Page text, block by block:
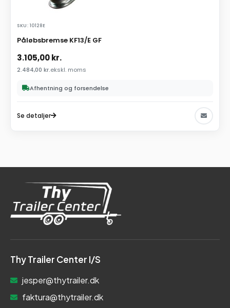
SKU: 10128E
Påløbsbremse KF13/E GF
3.105,00kr.
2.484,00 kr.ekskl. moms
Afhentning og forsendelse
Se detaljer
Thy Trailer Center I/S
jesper@thytrailer.dk
faktura@thytrailer.dk